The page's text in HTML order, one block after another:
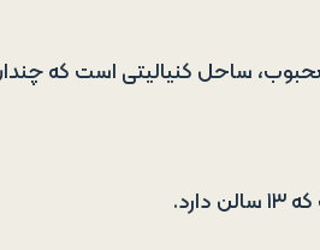
ساحل کنیالیتی است که